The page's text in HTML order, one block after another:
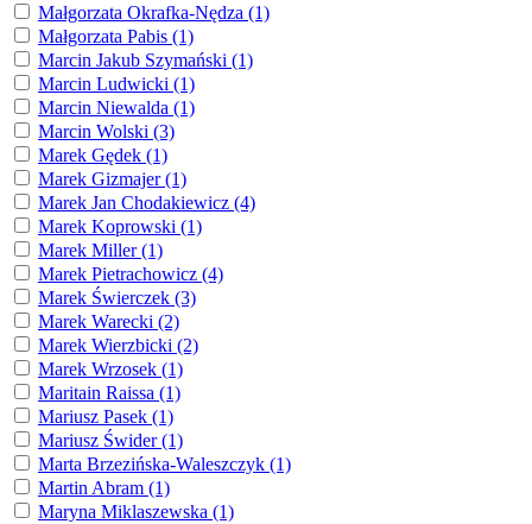
Małgorzata Okrafka-Nędza (1)
Małgorzata Pabis (1)
Marcin Jakub Szymański (1)
Marcin Ludwicki (1)
Marcin Niewalda (1)
Marcin Wolski (3)
Marek Gędek (1)
Marek Gizmajer (1)
Marek Jan Chodakiewicz (4)
Marek Koprowski (1)
Marek Miller (1)
Marek Pietrachowicz (4)
Marek Świerczek (3)
Marek Warecki (2)
Marek Wierzbicki (2)
Marek Wrzosek (1)
Maritain Raissa (1)
Mariusz Pasek (1)
Mariusz Świder (1)
Marta Brzezińska-Waleszczyk (1)
Martin Abram (1)
Maryna Miklaszewska (1)